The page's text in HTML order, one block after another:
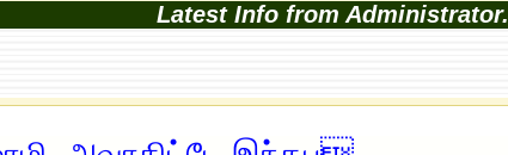
Latest Info from Administrator.